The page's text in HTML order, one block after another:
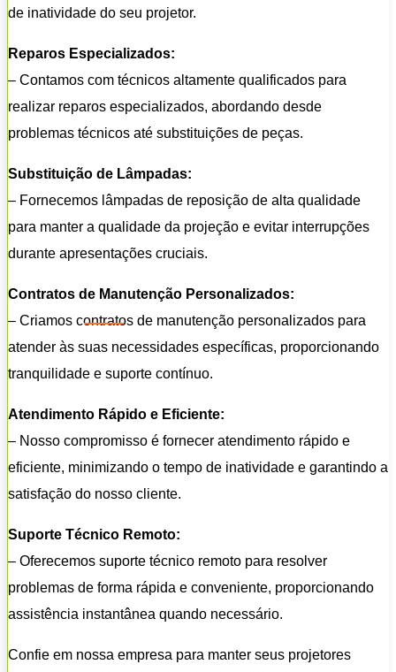
de inatividade do seu projetor.
Reparos Especializados:
– Contamos com técnicos altamente qualificados para
realizar reparos especializados, abordando desde
problemas técnicos até substituições de peças.
Substituição de Lâmpadas:
– Fornecemos lâmpadas de reposição de alta qualidade
para manter a qualidade da projeção e evitar interrupções
durante apresentações cruciais.
Contratos de Manutenção Personalizados:
– Criamos contratos de manutenção personalizados para
atender às suas necessidades específicas, proporcionando
tranquilidade e suporte contínuo.
Atendimento Rápido e Eficiente:
– Nosso compromisso é fornecer atendimento rápido e
eficiente, minimizando o tempo de inatividade e garantindo a
satisfação do nosso cliente.
Suporte Técnico Remoto:
– Oferecemos suporte técnico remoto para resolver
problemas de forma rápida e conveniente, proporcionando
assistência instantânea quando necessário.
Confie em nossa empresa para manter seus projetores